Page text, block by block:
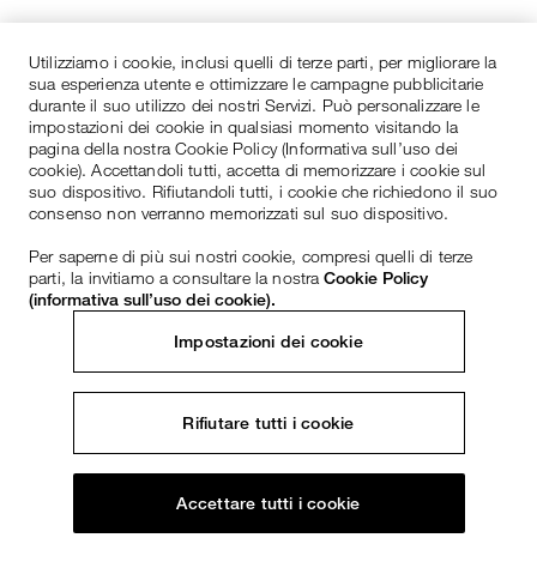
Utilizziamo i cookie, inclusi quelli di terze parti, per migliorare la
sua esperienza utente e ottimizzare le campagne pubblicitarie
durante il suo utilizzo dei nostri Servizi. Può personalizzare le
impostazioni dei cookie in qualsiasi momento visitando la
pagina della nostra Cookie Policy (Informativa sull’uso dei
cookie). Accettandoli tutti, accetta di memorizzare i cookie sul
suo dispositivo. Rifiutandoli tutti, i cookie che richiedono il suo
consenso non verranno memorizzati sul suo dispositivo.
Per saperne di più sui nostri cookie, compresi quelli di terze
parti, la invitiamo a consultare la nostraCookie Policy
(informativa sull’uso dei cookie).
Impostazioni dei cookie
Rifiutare tutti i cookie
Accettare tutti i cookie